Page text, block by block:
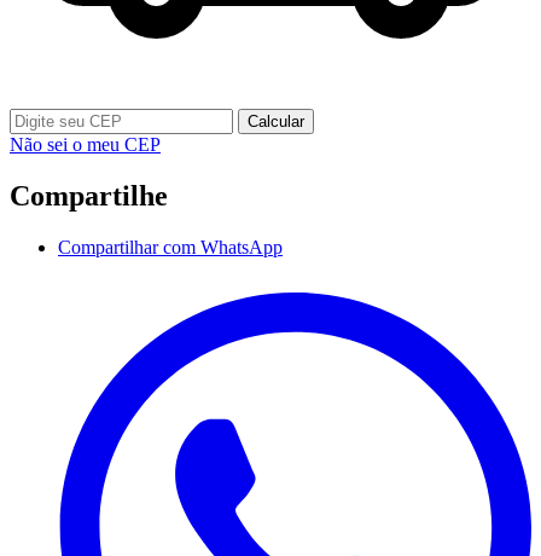
Calcular
Não sei o meu CEP
Compartilhe
Compartilhar com WhatsApp